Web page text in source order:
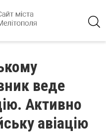
веде
Активно
авіацію